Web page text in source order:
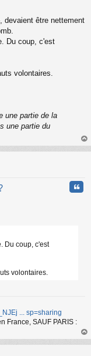
devaient être nettement
Du coup, c'est
volontaires.
une partie de la
une partie du
au
Du coup, c'est
volontaires.
... sp=sharing
France, SAUF PARIS :
au